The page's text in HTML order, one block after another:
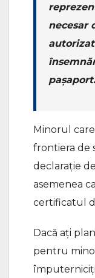
necesar
paşaport.
Minorul
frontiera de
declaraţie
asemenea
certificatul
Dacă aţi
pentru